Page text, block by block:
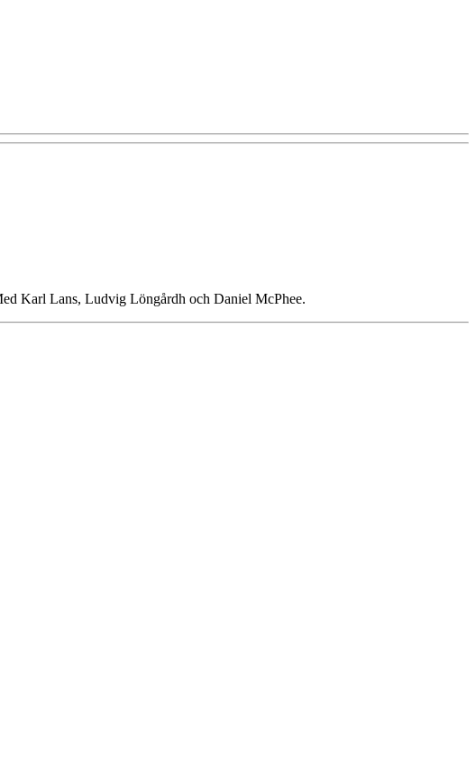
Karl Lans, Ludvig Löngårdh och Daniel McPhee.